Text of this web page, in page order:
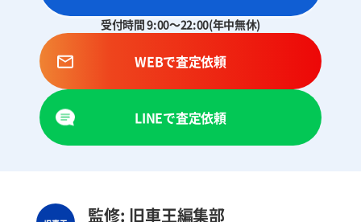
受付時間 9:00～22:00(年中無休)
WEBで査定依頼
LINEで査定依頼
監修: 旧車王編集部